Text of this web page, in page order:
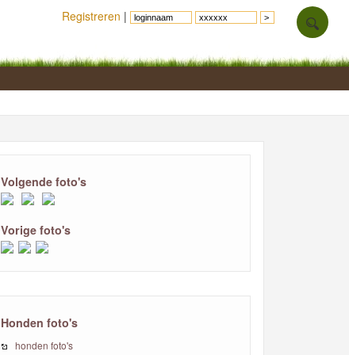
Volgende foto's
Vorige foto's
Honden foto's
honden foto's
Registreren |